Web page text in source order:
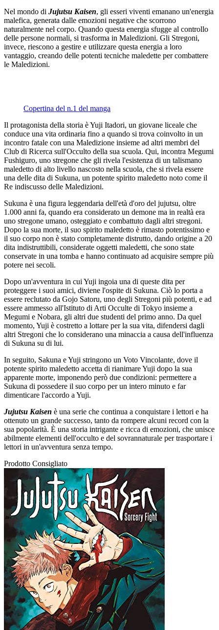
Nel mondo di Jujutsu Kaisen, gli esseri viventi emanano un'energia
malefica, generata dalle emozioni negative che scorrono
naturalmente nel corpo. Quando questa energia sfugge al controllo
delle persone normali, si trasforma in Maledizioni. Gli Stregoni,
invece, riescono a gestire e utilizzare questa energia a loro
vantaggio, creando delle potenti tecniche maledette per combattere
le Maledizioni.
Copertina del n.1 del manga
Il protagonista della storia è Yuji Itadori, un giovane liceale che
conduce una vita ordinaria fino a quando si trova coinvolto in un
incontro fatale con una Maledizione insieme ad altri membri del
Club di Ricerca sull'Occulto della sua scuola. Qui, incontra Megumi
Fushiguro, uno stregone che gli rivela l'esistenza di un talismano
maledetto di alto livello nascosto nella scuola, che si rivela essere
una delle dita di Sukuna, un potente spirito maledetto noto come il
Re indiscusso delle Maledizioni.
Sukuna è una figura leggendaria dell'età d'oro del jujutsu, oltre
1.000 anni fa, quando era considerato un demone ma in realtà era
uno stregone umano, osteggiato e combattuto dagli altri stregoni.
Dopo la sua morte, il suo spirito maledetto è rimasto potentissimo e
il suo corpo non è stato completamente distrutto, dando origine a 20
dita indistruttibili, considerate oggetti maledetti, che sono state
conservate in una tomba e hanno continuato ad acquisire sempre più
potere nei secoli.
Dopo un'avventura in cui Yuji ingoia una di queste dita per
proteggere i suoi amici, diviene l'ospite di Sukuna. Ciò lo porta a
essere reclutato da Gojo Satoru, uno degli Stregoni più potenti, e ad
essere ammesso all'Istituto di Arti Occulte di Tokyo insieme a
Megumi e Nobara, gli altri due studenti del primo anno. Da quel
momento, Yuji è costretto a lottare per la sua vita, difendersi dagli
altri Stregoni che lo considerano una minaccia a causa dell'influenza
di Sukuna su di lui.
In seguito, Sakuna e Yuji stringono un Voto Vincolante, dove il
potente spirito maledetto accetta di rianimare Yuji dopo la sua
apparente morte, imponendo però due condizioni: permettere a
Sukuna di possedere il suo corpo per un intero minuto e far
dimenticare l'accordo a Yuji.
Jujutsu Kaisen è una serie che continua a conquistare i lettori e ha
ottenuto un grande successo, tanto da rompere alcuni record con la
sua popolarità. È una storia intrigante e ricca di emozioni, che unisce
abilmente elementi dell'occulto e del sovrannaturale per trasportare i
lettori in un'avventura senza tempo.
Prodotto Consigliato